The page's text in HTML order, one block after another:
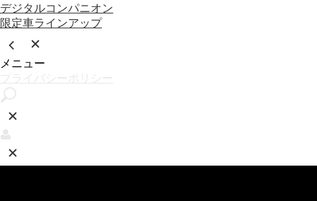
デジタルコンパニオン
限定車ラインアップ
メニュー